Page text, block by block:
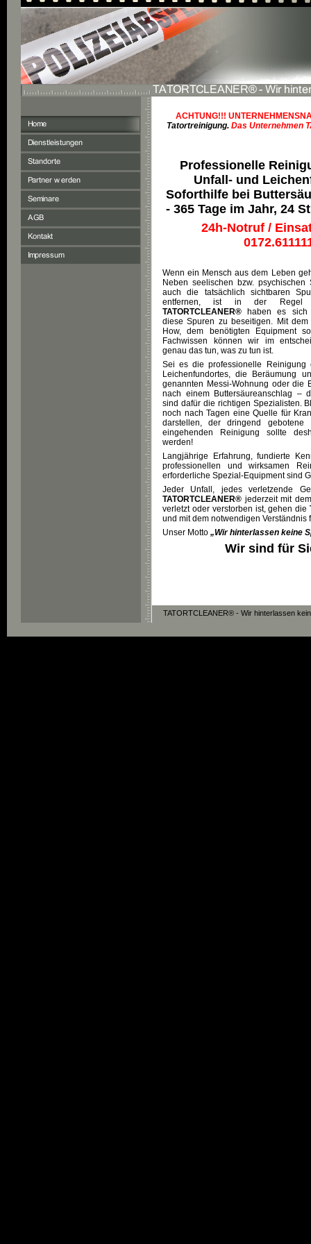
ACHTUNG!!!
Tatortreinigung. Das Unternehmen
Professionelle
Unfall- und
Soforthilfe bei
- 365 Tage im Jahr, 24
24h-Notruf /
Wenn ein Mensch aus dem Leben
Neben seelischen bzw.
auch die tatsächlich sichtbaren
entfernen, ist in der Regel
TATORTCLEANER® haben es sich
diese Spuren zu beseitigen. Mit dem
How, dem benötigten Equipment
Fachwissen können wir im
genau das tun, was zu tun ist.
Sei es die professionelle Reinigung
Leichenfundortes, die Beräumung
genannten Messi-Wohnung oder die
nach einem Buttersäureanschlag –
sind dafür die richtigen Spezialisten.
noch nach Tagen eine Quelle für
darstellen, der dringend gebotene
eingehenden Reinigung sollte
werden!
Langjährige Erfahrung, fundierte
professionellen und wirksamen
erforderliche Spezial-Equipment sind
Jeder Unfall, jedes verletzende
TATORTCLEANER® jederzeit mit
verletzt oder verstorben ist, gehen die
und mit dem notwendigen
Unser Motto „Wir hinterlassen keine
Wir sind für
TATORTCLEANER® - Wir hinterlassen